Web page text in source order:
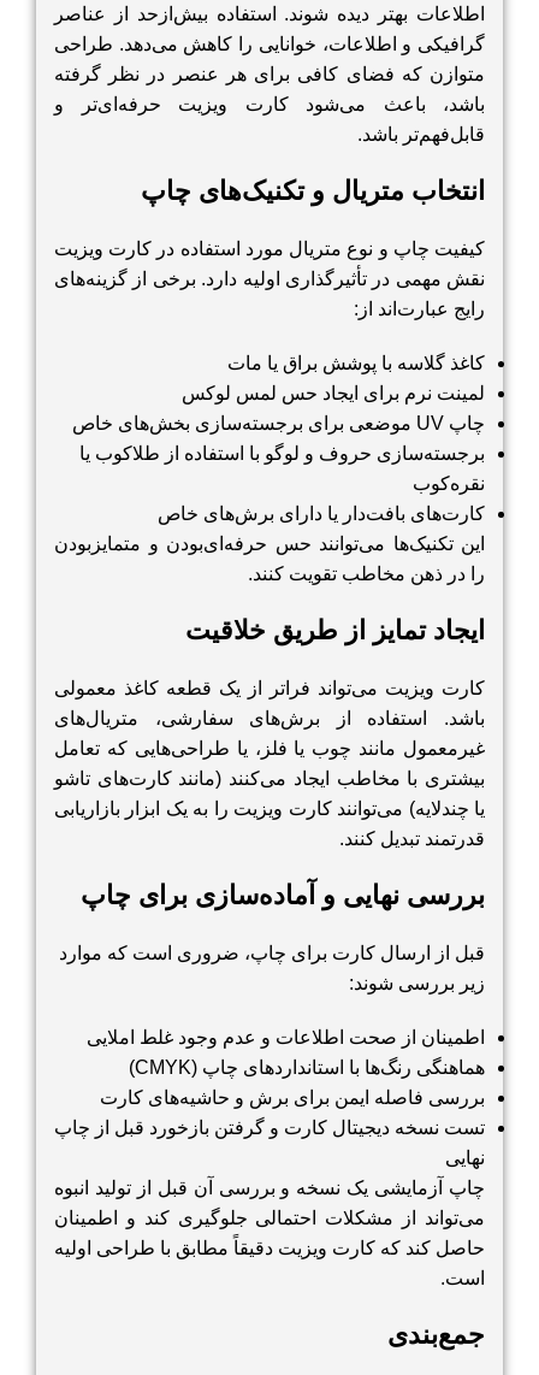
اطلاعات بهتر دیده شوند. استفاده بیش‌ازحد از عناصر
گرافیکی و اطلاعات، خوانایی را کاهش می‌دهد. طراحی
متوازن که فضای کافی برای هر عنصر در نظر گرفته
باشد، باعث می‌شود کارت ویزیت حرفه‌ای‌تر و
قابل‌فهم‌تر باشد.
انتخاب متریال و تکنیک‌های چاپ
کیفیت چاپ و نوع متریال مورد استفاده در کارت ویزیت
نقش مهمی در تأثیرگذاری اولیه دارد. برخی از گزینه‌های
رایج عبارت‌اند از:
کاغذ گلاسه با پوشش براق یا مات
لمینت نرم برای ایجاد حس لمس لوکس
چاپ UV موضعی برای برجسته‌سازی بخش‌های خاص
برجسته‌سازی حروف و لوگو با استفاده از طلاکوب یا
نقره‌کوب
کارت‌های بافت‌دار یا دارای برش‌های خاص
این تکنیک‌ها می‌توانند حس حرفه‌ای‌بودن و متمایزبودن
را در ذهن مخاطب تقویت کنند.
ایجاد تمایز از طریق خلاقیت
کارت ویزیت می‌تواند فراتر از یک قطعه کاغذ معمولی
باشد. استفاده از برش‌های سفارشی، متریال‌های
غیرمعمول مانند چوب یا فلز، یا طراحی‌هایی که تعامل
بیشتری با مخاطب ایجاد می‌کنند (مانند کارت‌های تاشو
یا چندلایه) می‌توانند کارت ویزیت را به یک ابزار بازاریابی
قدرتمند تبدیل کنند.
بررسی نهایی و آماده‌سازی برای چاپ
قبل از ارسال کارت برای چاپ، ضروری است که موارد
زیر بررسی شوند:
اطمینان از صحت اطلاعات و عدم وجود غلط املایی
هماهنگی رنگ‌ها با استانداردهای چاپ (CMYK)
بررسی فاصله ایمن برای برش و حاشیه‌های کارت
تست نسخه دیجیتال کارت و گرفتن بازخورد قبل از چاپ
نهایی
چاپ آزمایشی یک نسخه و بررسی آن قبل از تولید انبوه
می‌تواند از مشکلات احتمالی جلوگیری کند و اطمینان
حاصل کند که کارت ویزیت دقیقاً مطابق با طراحی اولیه
است.
جمع‌بندی